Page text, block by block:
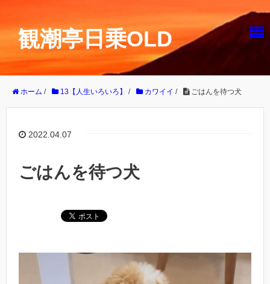
観潮亭日乗OLD
ホーム / 13【人生いろいろ】 / カワイイ / ごはんを待つ犬
2022.04.07
ごはんを待つ犬